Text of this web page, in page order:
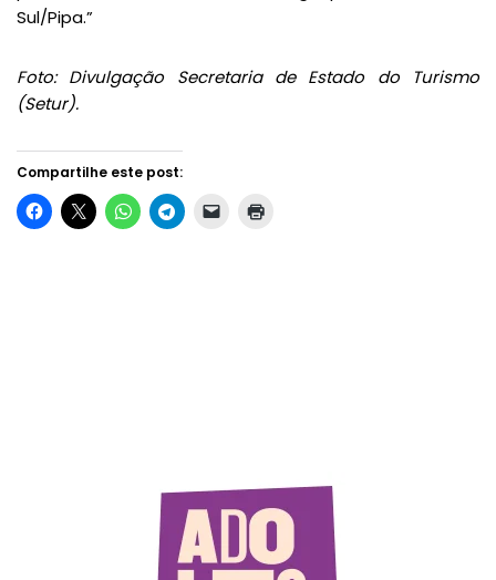
Sul/Pipa.”
Foto: Divulgação Secretaria de Estado do Turismo
(Setur).
Compartilhe este post: